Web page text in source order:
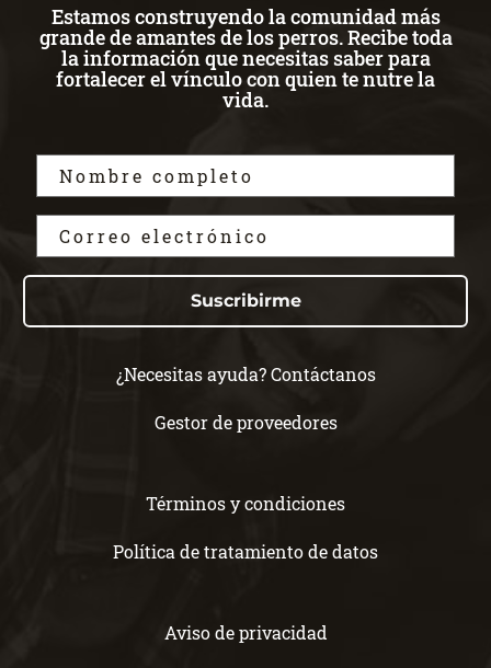
Estamos construyendo la comunidad más
grande de amantes de los perros. Recibe toda
la información que necesitas saber para
fortalecer el vínculo con quien te nutre la
vida.
Suscribirme
¿Necesitas ayuda? Contáctanos
Gestor de proveedores
Términos y condiciones
Política de tratamiento de datos
Aviso de privacidad